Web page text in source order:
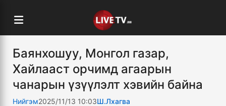
Баянхошуу, Монгол газар,
Хайлааст орчимд агаарын
чанарын үзүүлэлт хэвийн байна
Нийгэм2025/11/13 10:03Ш.Лхагва